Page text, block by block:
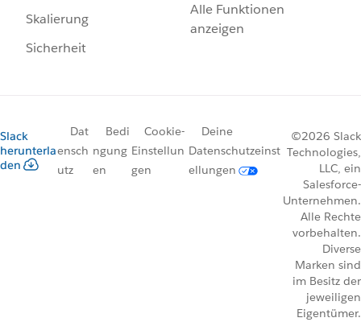
Skalierung
Sicherheit
Alle Funktionen
anzeigen
Slack
herunterla
den
Dat
ensch
utz
Bedi
ngung
en
Cookie-
Einstellun
gen
Deine
Datenschutzeinst
ellungen
©2026 Slack
Technologies,
LLC, ein
Salesforce-
Unternehmen.
Alle Rechte
vorbehalten.
Diverse
Marken sind
im Besitz der
jeweiligen
Eigentümer.